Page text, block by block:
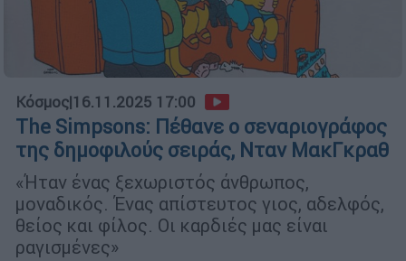
Κόσμος|16.11.2025 17:00
The Simpsons: Πέθανε ο σεναριογράφος
της δημοφιλούς σειράς, Νταν ΜακΓκραθ
«Ήταν ένας ξεχωριστός άνθρωπος,
μοναδικός. Ένας απίστευτος γιος, αδελφός,
θείος και φίλος. Οι καρδιές μας είναι
ραγισμένες»